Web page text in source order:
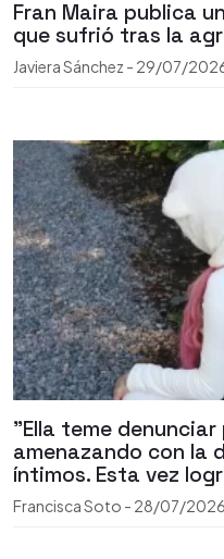
Fran Maira publica
que sufrió tras la
Javiera Sánchez - 29/07/
"Ella teme
amenazando con la
íntimos. Esta vez
Francisca Soto - 28/07/2026